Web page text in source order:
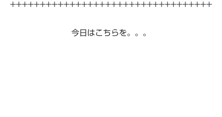
++++++++++++++++++++++++++++++++++
今日はこちらを。。。